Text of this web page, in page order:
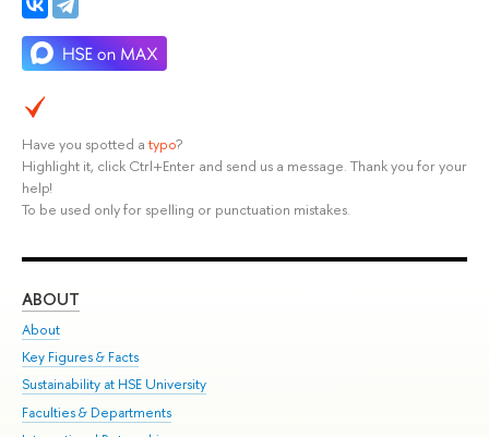
Have you spotted a typo?
Highlight it, click Ctrl+Enter and send us a message. Thank you for your
help!
To be used only for spelling or punctuation mistakes.
ABOUT
About
Key Figures & Facts
Sustainability at HSE University
Faculties & Departments